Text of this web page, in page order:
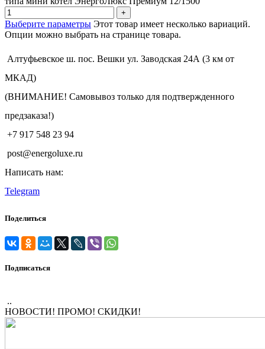
Выберите параметры Этот товар имеет несколько вариаций.
Опции можно выбрать на странице товара.
Алтуфьевское ш. пос. Вешки ул. Заводская 24А (3 км от
МКАД)
(ВНИМАНИЕ! Самовывоз только для подтвержденного
предзаказа!)
+7 917 548 23 94
post@energoluxe.ru
Написать нам:
Telegram
Поделиться
Подписаться
..
НОВОСТИ! ПРОМО! СКИДКИ!